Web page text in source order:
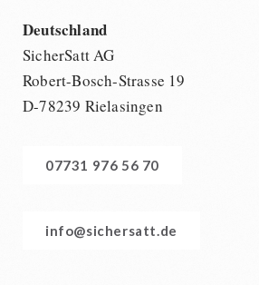
Deutschland
SicherSatt AG
Robert-Bosch-Strasse 19
D-78239 Rielasingen
07731 976 56 70
info@sichersatt.de